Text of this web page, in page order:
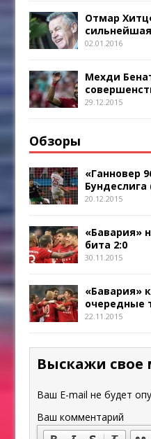
Отмар
02.01.2016
Мехди
29.12.2015
Обзоры
«Ганновер
Бундеслига
20.12.2015
«Бавария»
бита 2:0
30.11.2015
«Бавария»
очередные
22.11.2015
Выскажи свое
Ваш E-mail не будет
Ваш комментарий